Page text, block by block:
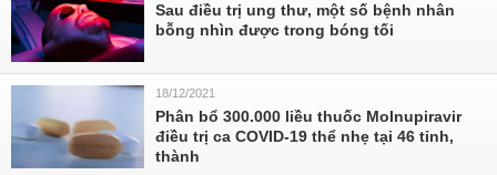
Sau điều trị ung thư, một số bệnh nhân
bỗng nhìn được trong bóng tối
18/12/2021
Phân bổ 300.000 liều thuốc Molnupiravir
điều trị ca COVID-19 thể nhẹ tại 46 tỉnh,
thành